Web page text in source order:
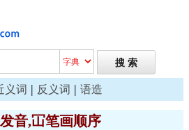
义词 | 反义词 | 语造
音,冚笔画顺序